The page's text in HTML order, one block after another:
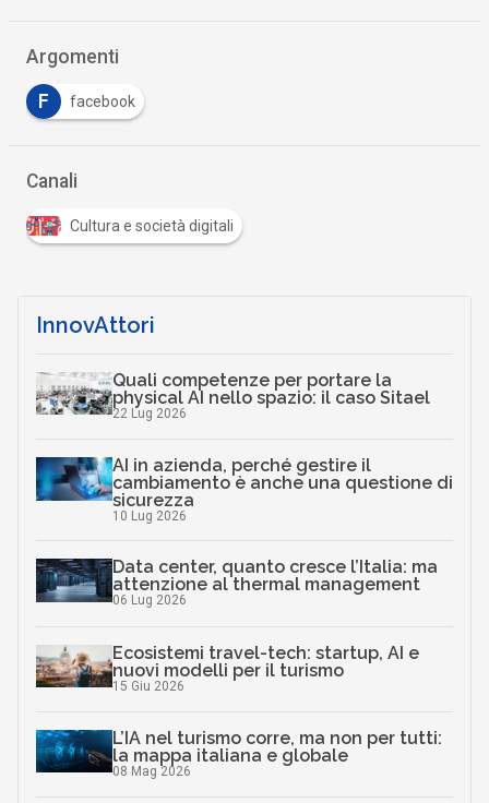
Argomenti
F facebook
Canali
Cultura e società digitali
InnovAttori
Quali competenze per portare la
physical AI nello spazio: il caso Sitael
22 Lug 2026
AI in azienda, perché gestire il
cambiamento è anche una questione di
sicurezza
10 Lug 2026
Data center, quanto cresce l’Italia: ma
attenzione al thermal management
06 Lug 2026
Ecosistemi travel-tech: startup, AI e
nuovi modelli per il turismo
15 Giu 2026
L’IA nel turismo corre, ma non per tutti:
la mappa italiana e globale
08 Mag 2026